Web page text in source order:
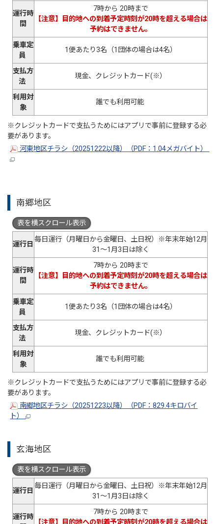
運行時
間
7時から 20時まで
【注意】目的地への到着予定時刻が20時を超える場合は
予約はできません。
乗車定
員
1便あたり3名（1団体の場合は4名）
支払方
法
現金、クレジットカード(※）
利用対
象
誰でも利用可能
※クレジットカードで支払うためにはアプリで事前に登録する必
要があります。
河東地区チラシ（20251222以降）（PDF：1.04メガバイト）
南郷地区
表を横スクロール表示
運行日
毎日運行（月曜日から金曜日、土日祝）※年末年始12月
31～1月3日は除く
運行時
間
7時から 20時まで
【注意】目的地への到着予定時刻が20時を超える場合は
予約はできません。
乗車定
員
1便あたり3名（1団体の場合は4名）
支払方
法
現金、クレジットカード(※）
利用対
象
誰でも利用可能
※クレジットカードで支払うためにはアプリで事前に登録する必
要があります。
南郷地区チラシ（20251223以降）（PDF：829.4キロバイ
ト）
玄海地区
表を横スクロール表示
運行日
毎日運行（月曜日から金曜日、土日祝）※年末年始12月
31～1月3日は除く
運行時
7時から 20時まで
【注意】目的地への到着予定時刻が20時を超える場合は